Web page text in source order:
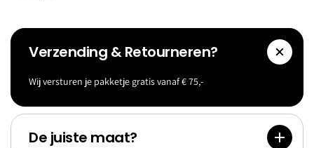
Accessoi
res
Verzending & Retourneren?
Wij versturen je pakketje gratis vanaf € 75,-
De juiste maat?